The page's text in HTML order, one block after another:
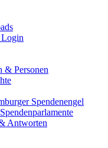
Login
& Personen
Spendenengel
Antworten